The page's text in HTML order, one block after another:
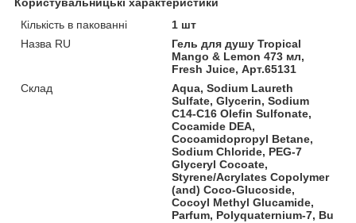
Кількість в пакованні
1 шт
Назва RU
Гель для душу Tropical
Mango & Lemon 473 мл,
Fresh Juice, Арт.65131
Склад
Aqua, Sodium Laureth
Sulfate, Glycerin, Sodium
C14-C16 Olefin Sulfonate,
Cocamide DEA,
Cocoamidopropyl Betane,
Sodium Chloride, PEG-7
Glyceryl Cocoate,
Styrene/Acrylates Copolymer
(and) Coco-Glucoside,
Cocoyl Methyl Glucamide,
Parfum, Polyquaternium-7, Bu